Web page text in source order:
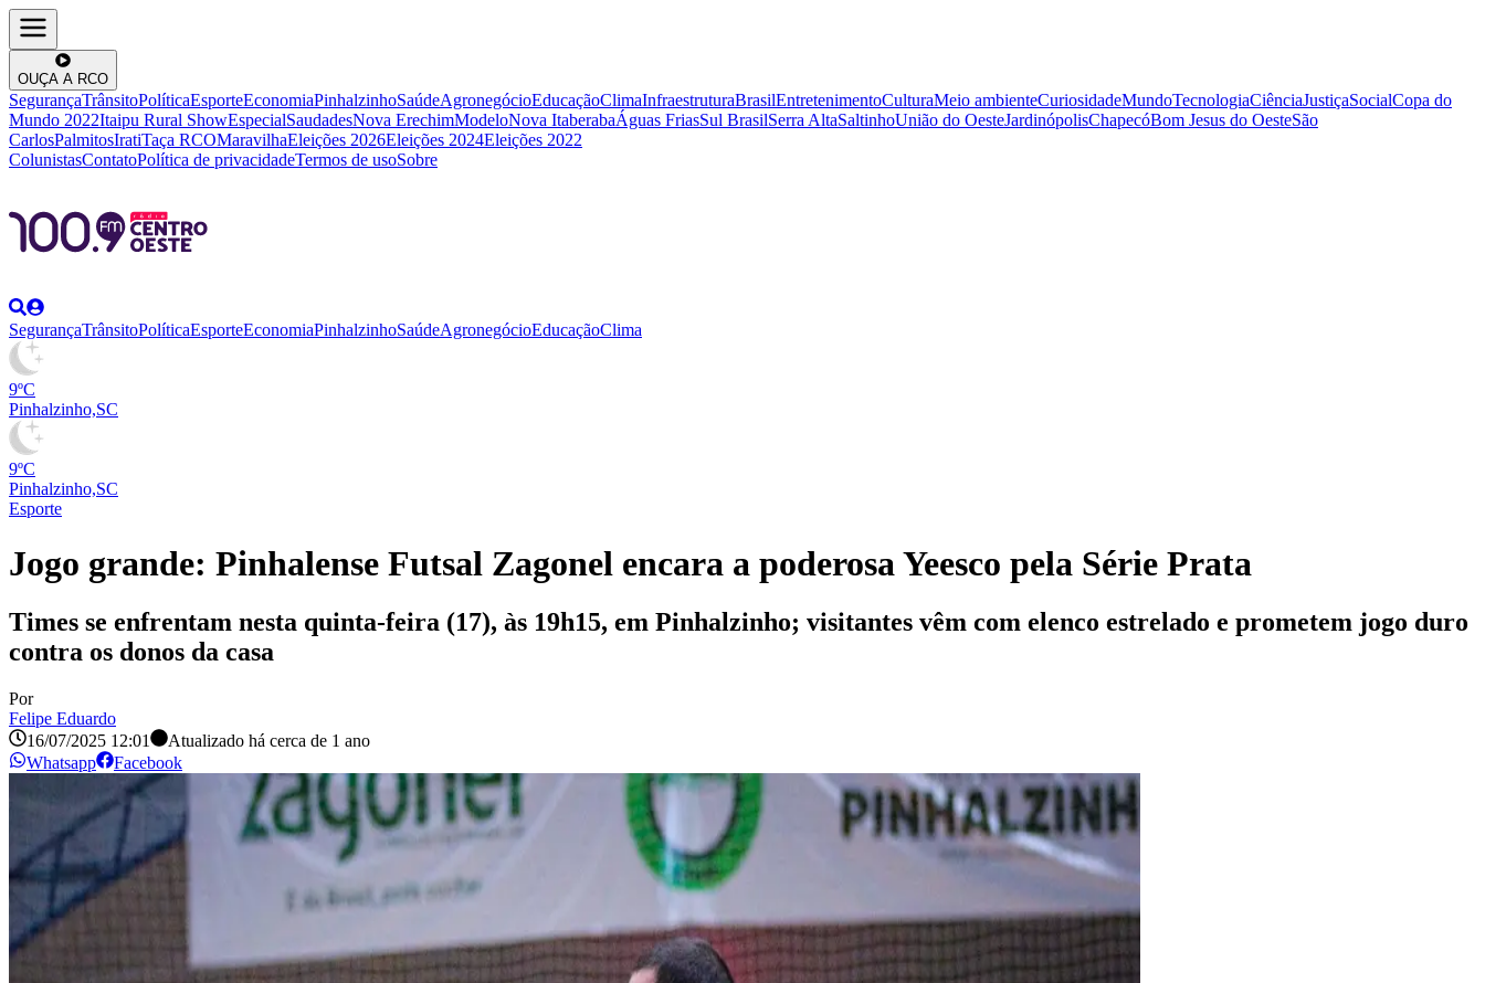
OUÇA A RCO
SegurançaTrânsitoPolíticaEsporteEconomiaPinhalzinhoSaúdeAgronegócioEducaçãoClimaInfraestruturaBrasilEntretenimentoCulturaMeio ambienteCuriosidadeMundoTecnologiaCiênciaJustiçaSocialCopa do
Mundo 2022Itaipu Rural ShowEspecialSaudadesNova ErechimModeloNova ItaberabaÁguas FriasSul BrasilSerra AltaSaltinhoUnião do OesteJardinópolisChapecóBom Jesus do OesteSão
CarlosPalmitosIratiTaça RCOMaravilhaEleições 2026Eleições 2024Eleições 2022
ColunistasContatoPolítica de privacidadeTermos de usoSobre
SegurançaTrânsitoPolíticaEsporteEconomiaPinhalzinhoSaúdeAgronegócioEducaçãoClima
9ºC
Pinhalzinho,SC
9ºC
Pinhalzinho,SC
Esporte
Jogo grande: Pinhalense Futsal Zagonel encara a poderosa Yeesco pela Série Prata
Times se enfrentam nesta quinta-feira (17), às 19h15, em Pinhalzinho; visitantes vêm com elenco estrelado e prometem jogo duro
contra os donos da casa
Por
Felipe Eduardo
16/07/2025 12:01
Atualizado há cerca de 1 ano
Whatsapp
Facebook